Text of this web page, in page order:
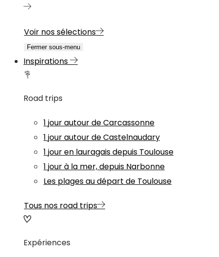
Voir nos sélections
Fermer sous-menu
Inspirations
Road trips
1 jour autour de Carcassonne
1 jour autour de Castelnaudary
1 jour en lauragais depuis Toulouse
1 jour à la mer, depuis Narbonne
Les plages au départ de Toulouse
Tous nos road trips
Expériences